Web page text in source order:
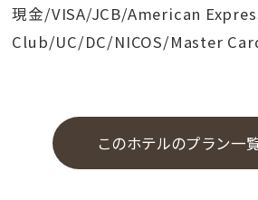
現金/VISA/JCB/American
Club/UC/DC/NICOS/Master
このホテルのプラン一